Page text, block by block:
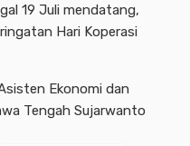
19 Juli mendatang,
Hari Koperasi
Ekonomi dan
Tengah Sujarwanto